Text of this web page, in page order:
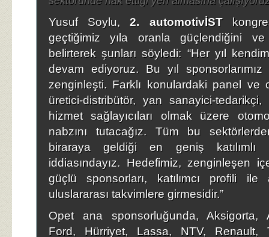
Yusuf Soylu,2. automotivİST
geçtiğimiz yıla oranla güçlendiğini ve
belirterek şunları söyledi: “Her yıl
devam ediyoruz. Bu yıl sponsorlarımız
zenginleşti. Farklı konulardaki panel ve
üretici-distribütör, yan sanayici-tedarikçi,
hizmet sağlayıcıları olmak üzere
nabzını tutacağız. Tüm bu sektörlerden
biraraya geldiği en geniş katılımlı
iddiasındayız. Hedefimiz, zenginleşen
güçlü sponsorları, katılımcı profili ile
uluslararası takvimlere girmesidir.”
Opet ana sponsorluğunda, Aksigorta,
Ford, Hürriyet, Lassa, NTV, Renault,